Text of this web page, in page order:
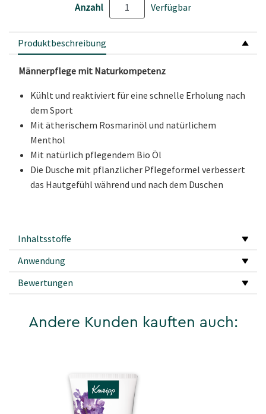
Anzahl Verfügbar
Produktbeschreibung
Männerpflege mit Naturkompetenz
Kühlt und reaktiviert für eine schnelle Erholung nach
dem Sport
Mit ätherischem Rosmarinöl und natürlichem
Menthol
Mit natürlich pflegendem Bio Öl
Die Dusche mit pflanzlicher Pflegeformel verbessert
das Hautgefühl während und nach dem Duschen
Inhaltsstoffe
Anwendung
Bewertungen
Andere Kunden kauften auch: